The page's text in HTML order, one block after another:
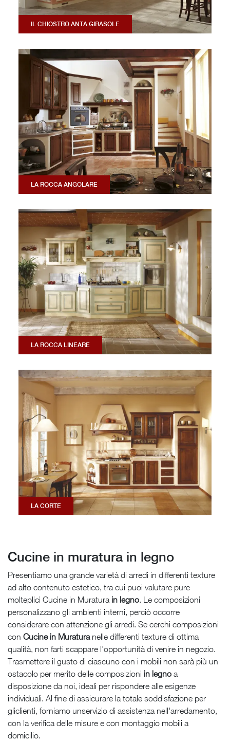
IL CHIOSTRO ANTA GIRASOLE
LA ROCCA ANGOLARE
LA ROCCA LINEARE
LA CORTE
Cucine in muratura in legno
Presentiamo una grande varietà di arredi in differenti texture
ad alto contenuto estetico, tra cui puoi valutare pure
molteplici Cucine in Muratura in legno. Le composizioni
personalizzano gli ambienti interni, perciò occorre
considerare con attenzione gli arredi. Se cerchi composizioni
con Cucine in Muraturanelle differenti texture di ottima
qualità, non farti scappare l'opportunità di venire in negozio.
Trasmettere il gusto di ciascuno con i mobili non sarà più un
ostacolo per merito delle composizioni in legno a
disposizione da noi, ideali per rispondere alle esigenze
individuali. Al fine di assicurare la totale soddisfazione per
gliclienti, forniamo unservizio di assistenza nell'arredamento,
con la verifica delle misure e con montaggio mobili a
domicilio.